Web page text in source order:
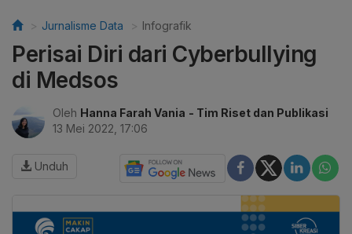
Jurnalisme Data Infografik
Perisai Diri dari Cyberbullying
di Medsos
Oleh Hanna Farah Vania - Tim Riset dan Publikasi
13 Mei 2022, 17:06
Unduh